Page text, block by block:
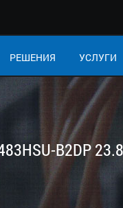
РЕШЕНИЯ УСЛУГИ
B2DP